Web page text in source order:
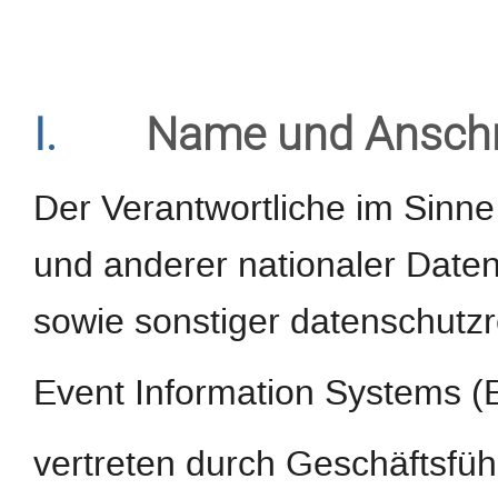
I. Name und
Der Verantwortliche im
und anderer nationaler
sowie sonstiger
Event Information Systems
vertreten durch